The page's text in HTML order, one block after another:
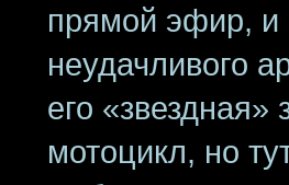
прямой эфир, и
неудачливого
его «звездная»
мотоцикл, но